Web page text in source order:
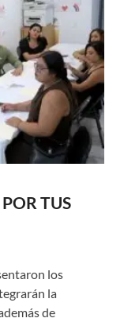
TUS
los
la
de